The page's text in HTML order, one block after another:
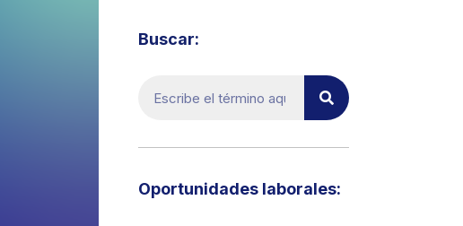
Buscar:
Oportunidades laborales:​